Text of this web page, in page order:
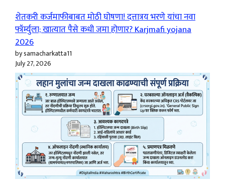
शेतकरी कर्जमाफीबाबत मोठी घोषणा! दत्तात्रय भरणे यांचा नवा
फॉर्म्युला; खात्यात पैसे कधी जमा होणार? Karjmafi yojana
2026
by samacharkatta11
July 27, 2026